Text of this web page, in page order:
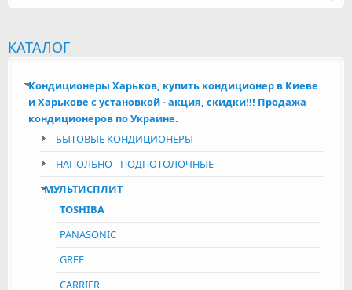
КАТАЛОГ
Кондиционеры Харьков, купить кондиционер в Киеве
и Харькове с установкой - акция, скидки!!! Продажа
кондиционеров по Украине.
БЫТОВЫЕ КОНДИЦИОНЕРЫ
НАПОЛЬНО - ПОДПОТОЛОЧНЫЕ
МУЛЬТИСПЛИТ
TOSHIBA
PANASONIC
GREE
CARRIER